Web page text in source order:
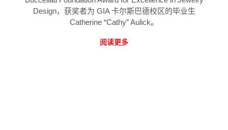
Design，获奖者为 GIA 卡尔斯巴德校区的毕业生
Catherine “Cathy” Aulick。
阅读更多